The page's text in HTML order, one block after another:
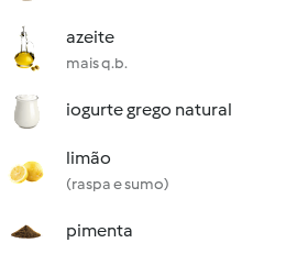
azeite
mais q.b.
iogurte grego natural
limão
(raspa e sumo)
pimenta